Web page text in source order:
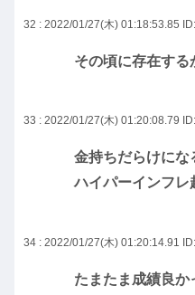
32 : 2022/01/27(木) 01:18:53.85
その頃に存在す
33 : 2022/01/27(木) 01:20:08.79
金持ちだらけにな
ハイパーインフレ
34 : 2022/01/27(木) 01:20:14.91
たまたま成績良か